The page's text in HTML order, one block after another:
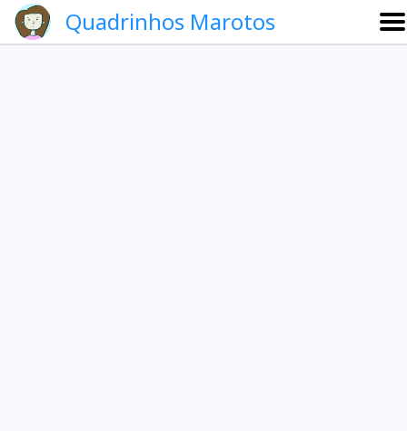
Quadrinhos Marotos